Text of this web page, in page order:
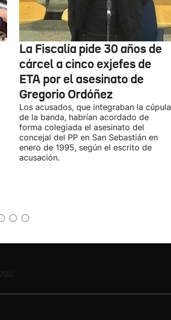
La Fiscalía pide 30 años de
cárcel a cinco exjefes de
ETA por el asesinato de
Gregorio Ordóñez
Los acusados, que integraban la cúpula
de la banda, habrían acordado de
forma colegiada el asesinato del
concejal del PP en San Sebastián en
enero de 1995, según el escrito de
acusación.